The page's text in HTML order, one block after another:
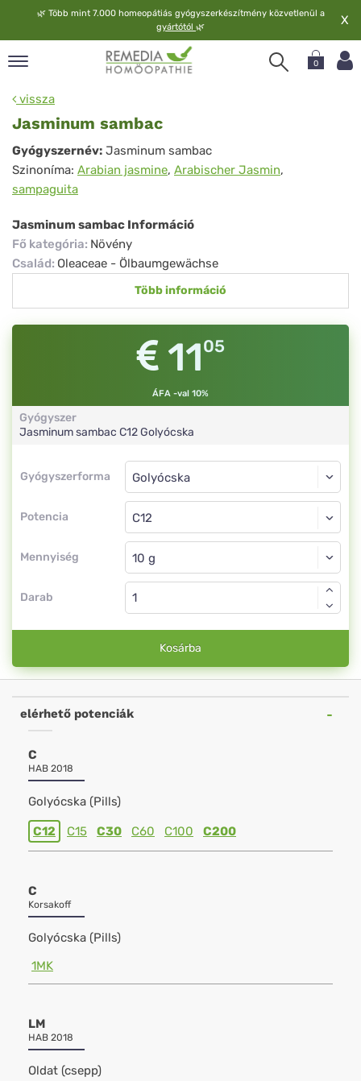
🌿 Több mint 7.000 homeopátiás gyógyszerkészítmény közvetlenül a
gyártótól 🌿 X
0
vissza
Jasminum sambac
Jasminum
sambac
Gyógyszernév: Jasminum sambac
Szinoníma: Arabian jasmine, Arabischer Jasmin,
sampaguita
Jasminum sambac Információ
Fő kategória: Növény
Család: Oleaceae - Ölbaumgewächse
Több információ
1105
ÁFA -val 10%
Gyógyszer
Jasminum sambac C12Golyócska
Gyógyszerforma
Gyógyszerforma
Potencia
Golyócska
C12
Mennyiség
Golyócska
Darab
Kosárba
elérhető potenciák
C
HAB 2018
Golyócska (Pills)
C12 C15 C30 C60 C100 C200
C
Korsakoff
Golyócska (Pills)
1MK
LM
HAB 2018
Oldat (csepp)